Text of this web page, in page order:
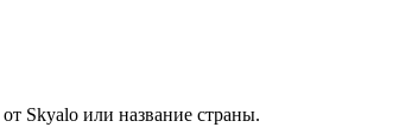
Skyalo или название страны.